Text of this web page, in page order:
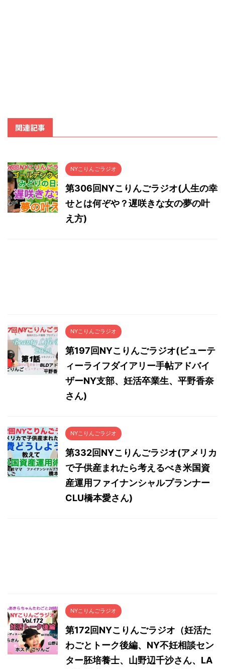
関連記事
NYこりんごラジオ
第306回NYこりんごラジオ(人生の幸
せとは何ぞや？遅咲きな女の夢の叶
え方)
NYこりんごラジオ
第197回NYこりんごラジオ(ビューテ
ィーライフダイアリー手帖アドバイ
ザーNY支部、妊活卒業生、平野香奈
さん)
NYこりんごラジオ
第332回NYこりんごラジオ(アメリカ
で子供産まれたら考えるべき米国資
産運用ファイナンシャルプランナー
CLU橋本愛さん)
NYこりんごラジオ
第172回NYこりんごラジオ（妊活た
わごとトーク後編、NY不妊相談セン
ター胚培養士、山野辺千沙さん、LA